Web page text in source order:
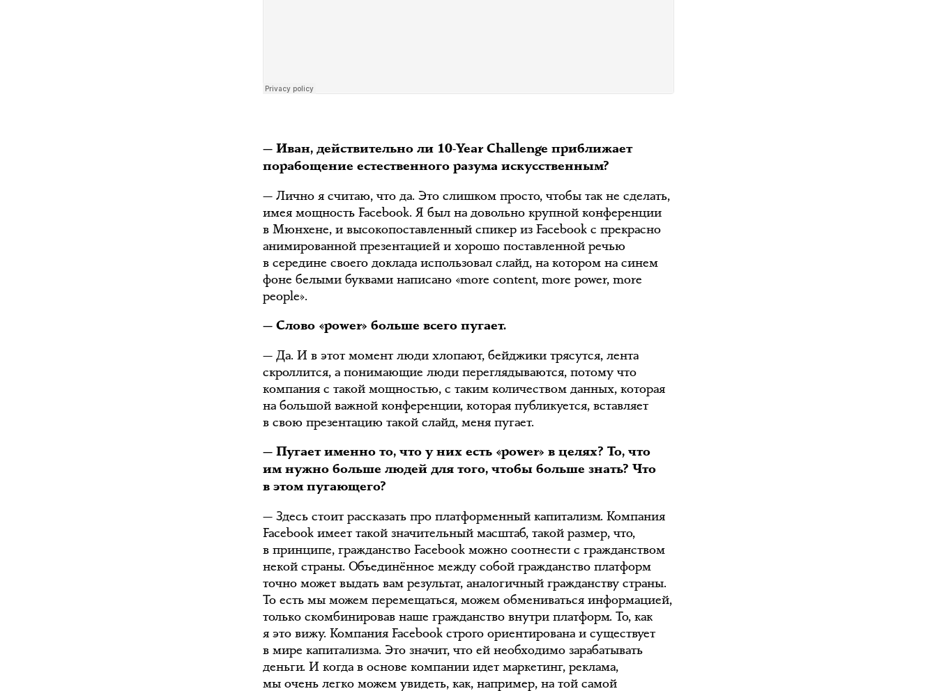
— Иван, действительно ли 10-Year Challenge приближает
порабощение естественного разума искусственным?
— Лично я считаю, что да. Это слишком просто, чтобы так не сделать,
имея мощность Facebook. Я был на довольно крупной конференции
в Мюнхене, и высокопоставленный спикер из Facebook с прекрасно
анимированной презентацией и хорошо поставленной речью
в середине своего доклада использовал слайд, на котором на синем
фоне белыми буквами написано «more content, more power, more
people».
— Слово «power» больше всего пугает.
— Да. И в этот момент люди хлопают, бейджики трясутся, лента
скроллится, а понимающие люди переглядываются, потому что
компания с такой мощностью, с таким количеством данных, которая
на большой важной конференции, которая публикуется, вставляет
в свою презентацию такой слайд, меня пугает.
— Пугает именно то, что у них есть «power» в целях? То, что
им нужно больше людей для того, чтобы больше знать? Что
в этом пугающего?
— Здесь стоит рассказать про платформенный капитализм. Компания
Facebook имеет такой значительный масштаб, такой размер, что,
в принципе, гражданство Facebook можно соотнести с гражданством
некой страны. Объединённое между собой гражданство платформ
точно может выдать вам результат, аналогичный гражданству страны.
То есть мы можем перемещаться, можем обмениваться информацией,
только скомбинировав наше гражданство внутри платформ. То, как
я это вижу. Компания Facebook строго ориентирована и существует
в мире капитализма. Это значит, что ей необходимо зарабатывать
деньги. И когда в основе компании идет маркетинг, реклама,
мы очень легко можем увидеть, как, например, на той самой